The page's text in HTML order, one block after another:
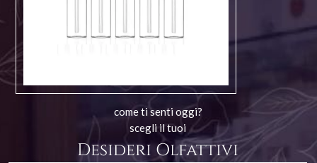
come ti senti oggi?
scegli il tuoi
Desideri Olfattivi